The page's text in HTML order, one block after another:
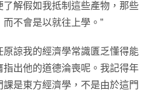
解假如我抵制這些產物，那些
不會是以就往上學。”
諒我的經濟學常識匱乏懂得能
出他的道德淪喪呢。我記得年
是東方經濟學，不是由於這門